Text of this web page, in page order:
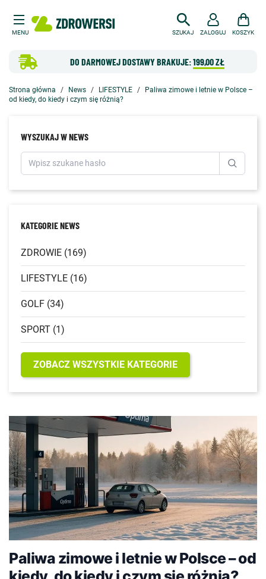
MENU SZUKAJ
DO DARMOWEJ DOSTAWY BRAKUJE:199,00 ZŁ
ZALOGUJ KOSZYK
Strona główna News LIFESTYLE
Paliwa zimowe i letnie w Polsce –
od kiedy, do kiedy i czym się różnią?
WYSZUKAJ W NEWS
KATEGORIE NEWS
ZDROWIE (169)
LIFESTYLE (16)
GOLF (34)
SPORT (1)
ZOBACZ WSZYSTKIE KATEGORIE
Paliwa zimowe i letnie w Polsce – od